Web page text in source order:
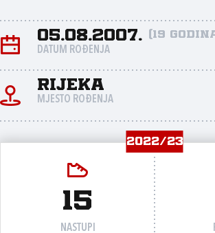
05.08.2007. (19
DATUM ROĐENJA
Rijeka
MJESTO ROĐENJA
2022/23
15
NASTUPI